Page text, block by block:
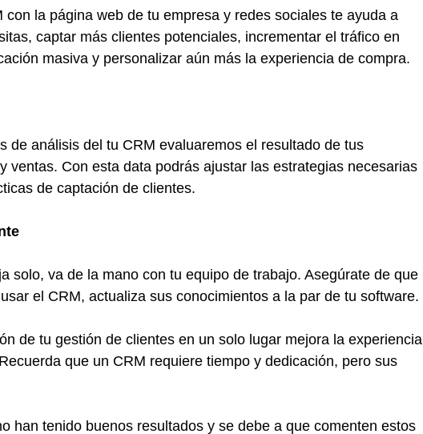
con la página web de tu empresa y redes sociales te ayuda a
captar más clientes potenciales, incrementar el tráfico en
masiva y personalizar aún más la experiencia de compra.
de análisis del tu CRM evaluaremos el resultado de tus
ventas. Con esta data podrás ajustar las estrategias necesarias
de captación de clientes.
solo, va de la mano con tu equipo de trabajo. Asegúrate de que
el CRM, actualiza sus conocimientos a la par de tu software.
de tu gestión de clientes en un solo lugar mejora la experiencia
que un CRM requiere tiempo y dedicación, pero sus
han tenido buenos resultados y se debe a que comenten estos